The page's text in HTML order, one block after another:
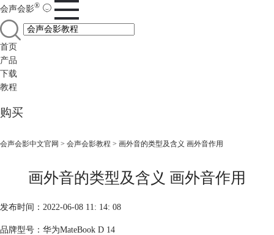
会声会影®
首页
产品
下载
教程
购买
会声会影中文官网 > 会声会影教程 > 画外音的类型及含义 画外音作用
画外音的类型及含义 画外音作用
发布时间：2022-06-08 11: 14: 08
品牌型号：华为MateBook D 14